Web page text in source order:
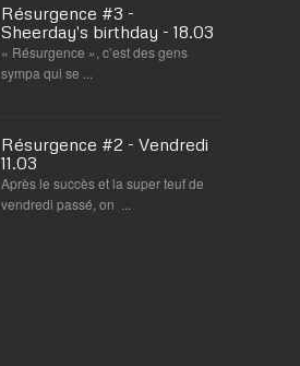
Résurgence #3 -
Sheerday's birthday - 18.03
« Résurgence », c’est des gens
sympa qui se ...
Résurgence #2 - Vendredi
11.03
Après le succès et la super teuf de
vendredi passé, on ...